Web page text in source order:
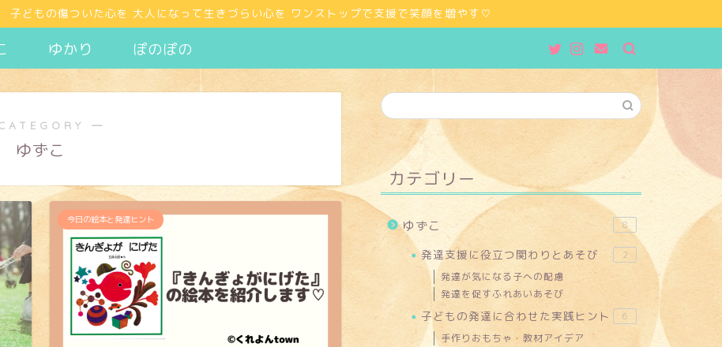
どもの傷ついた心を 大人になって生きづらい心を ワンストップで支援で笑顔を増やす♡
ゆかり ぽのぽの
―
ゆずこ
今日の絵本と発達ヒント
カテゴリー
ゆずこ 8
発達支援に役立つ関わりとあそび 2
発達が気になる子への配慮
発達を促すふれあいあそび
子どもの発達に合わせた実践ヒント 6
手作りおもちゃ・教材アイデア